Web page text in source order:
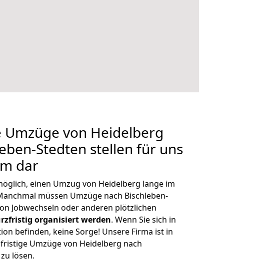
von Heidelberg
Stedten stellen für uns
dar
einen Umzug von Heidelberg lange im
müssen Umzüge nach Bischleben-
Jobwechseln oder anderen plötzlichen
organisiert werden. Wenn Sie sich in
befinden, keine Sorge! Unsere Firma ist in
Umzüge von Heidelberg nach
lösen.